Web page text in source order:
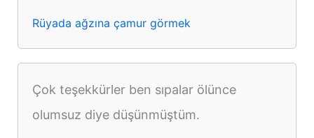
Rüyada ağzına çamur görmek
Çok teşekkürler ben sıpalar ölünce
olumsuz diye düşünmüştüm.